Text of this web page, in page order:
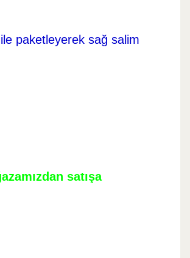
paketleyerek sağ salim
satışa